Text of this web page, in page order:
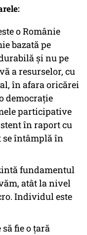
o Românie
bazată pe
şi nu pe
a resurselor, cu
în afara oricărei
democraţie
participative
în raport cu
se întâmplă în
fundamentul
atât la nivel
Individul este
fie o ţară